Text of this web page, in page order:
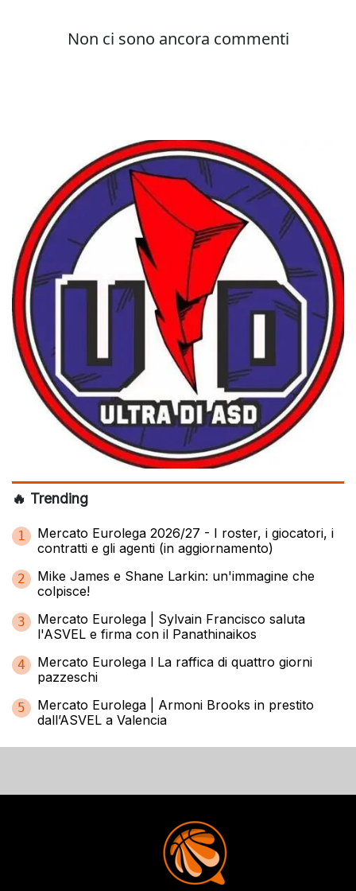
🔥 Trending
1
Mercato Eurolega 2026/27 - I roster, i giocatori, i
contratti e gli agenti (in aggiornamento)
2
Mike James e Shane Larkin: un'immagine che
colpisce!
3
Mercato Eurolega | Sylvain Francisco saluta
l'ASVEL e firma con il Panathinaikos
4
Mercato Eurolega l La raffica di quattro giorni
pazzeschi
5
Mercato Eurolega | Armoni Brooks in prestito
dall’ASVEL a Valencia